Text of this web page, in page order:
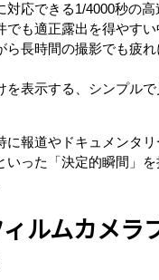
対応できる1/4000秒の
でも適正露出を得やす
ら長時間の撮影でも疲
を表示する、シンプル
に報道やドキュメンタ
いった「決定的瞬間」
ルムカメラ